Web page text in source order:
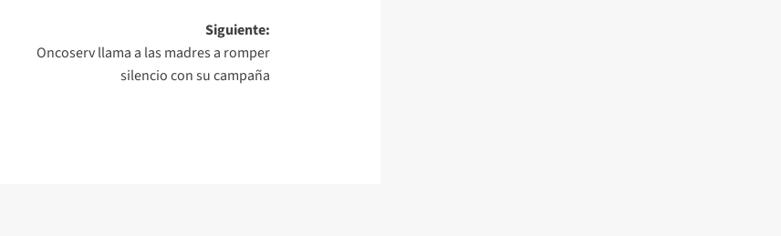
Siguiente:
Oncoserv llama a las madres a romper
silencio con su campaña